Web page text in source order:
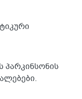
პარკინსონის